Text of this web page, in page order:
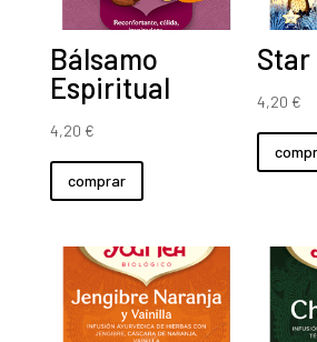
Bálsamo
Espiritual
4,20 €
comprar
4,20 €